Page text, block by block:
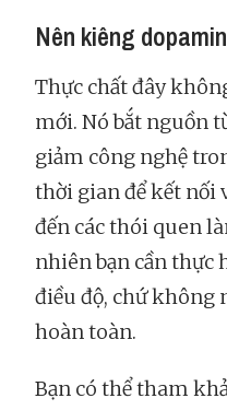
Nên kiêng
Thực chất đây
mới. Nó bắt nguồn
giảm công nghệ
thời gian để kết nối
đến các thói quen
nhiên bạn cần thực
điều độ, chứ không
hoàn toàn.
Bạn có thể tham